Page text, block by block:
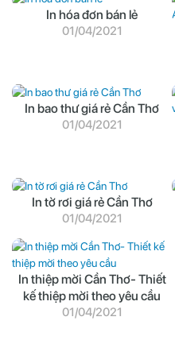
In hóa đơn bán lẻ
01/04/2021
In bao thư giá rẻ Cần Thơ
01/04/2021
In tờ rơi giá rẻ Cần Thơ
01/04/2021
In thiệp mời Cần Thơ- Thiết
kế thiệp mời theo yêu cầu
01/04/2021